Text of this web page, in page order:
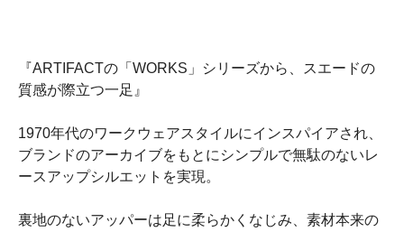
『ARTIFACTの「WORKS」シリーズから、スエードの
質感が際立つ一足』
1970年代のワークウェアスタイルにインスパイアされ、
ブランドのアーカイブをもとにシンプルで無駄のないレ
ースアップシルエットを実現。
裏地のないアッパーは足に柔らかくなじみ、素材本来の